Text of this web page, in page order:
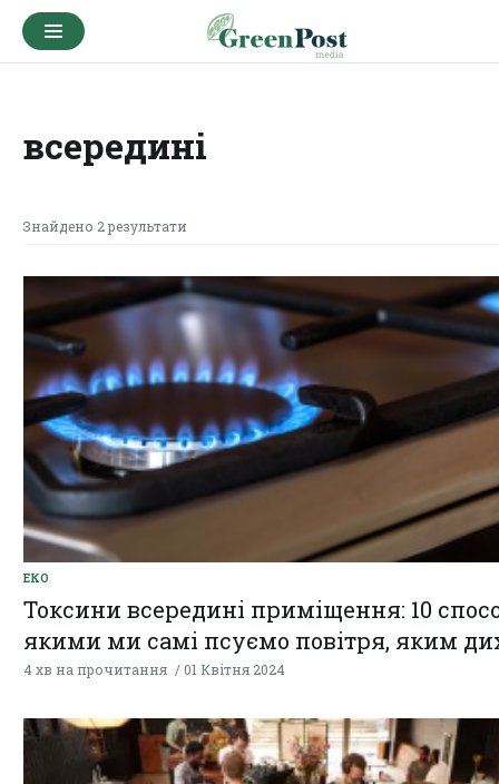
всередині
Знайдено 2 результати
ЕКО
Токсини всередині приміщення: 10
якими ми самі псуємо повітря, яким
4 хв на прочитання 01 Квітня 2024